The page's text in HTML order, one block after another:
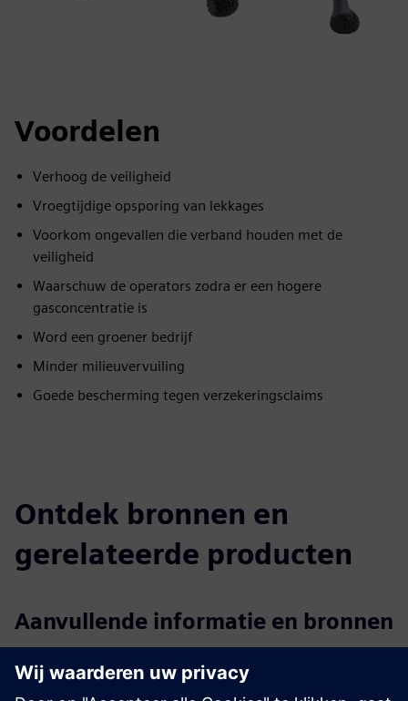
Voordelen
Verhoog de veiligheid
Vroegtijdige opsporing van lekkages
Voorkom ongevallen die verband houden met de
veiligheid
Waarschuw de operators zodra er een hogere
gasconcentratie is
Word een groener bedrijf
Minder milieuvervuiling
Goede bescherming tegen verzekeringsclaims
Ontdek bronnen en
gerelateerde producten
Aanvullende informatie en bronnen
AnyMal-specificatieblad
AnyMal X-specificatieblad